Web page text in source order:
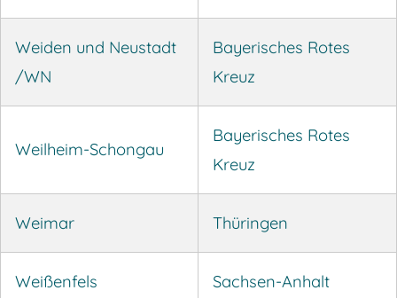
Weiden und Neustadt
/WN
Bayerisches Rotes
Kreuz
Weilheim-Schongau
Bayerisches Rotes
Kreuz
Weimar Thüringen
Weißenfels Sachsen-Anhalt